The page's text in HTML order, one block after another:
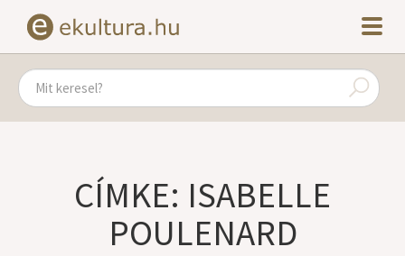
CÍMKE: ISABELLE
POULENARD